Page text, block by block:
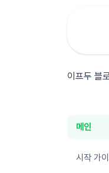
이프두 블
메인
시작 가